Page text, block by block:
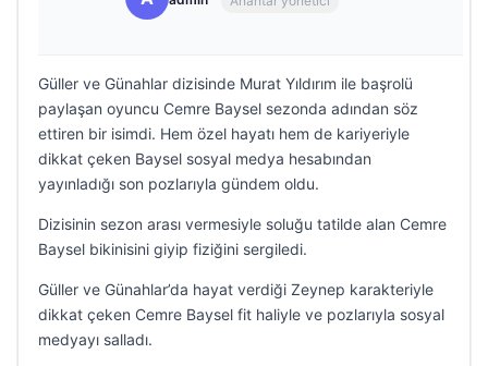
Güller ve Günahlar dizisinde Murat Yıldırım ile başrolü
paylaşan oyuncu Cemre Baysel sezonda adından söz
ettiren bir isimdi. Hem özel hayatı hem de kariyeriyle
dikkat çeken Baysel sosyal medya hesabından
yayınladığı son pozlarıyla gündem oldu.
Dizisinin sezon arası vermesiyle soluğu tatilde alan Cemre
Baysel bikinisini giyip fiziğini sergiledi.
Güller ve Günahlar’da hayat verdiği Zeynep karakteriyle
dikkat çeken Cemre Baysel fit haliyle ve pozlarıyla sosyal
medyayı salladı.